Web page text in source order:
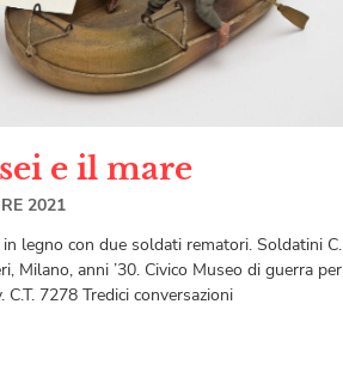
e il mare
2021
legno con due soldati rematori. Soldatini C.
Milano, anni ’30. Civico Museo di guerra per
C.T. 7278 Tredici conversazioni